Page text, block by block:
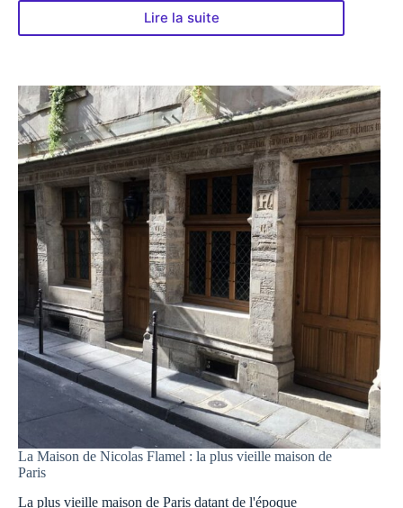
Lire la suite
Une
7
bis,
Boulevard
Saint-
Germain
à
Paris
La Maison de Nicolas Flamel : la plus vieille maison de
Paris
La plus vieille maison de Paris datant de l'époque